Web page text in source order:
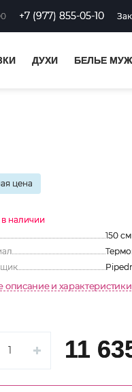
+7 (977) 855-05-10
ДУХИ БЕЛЬЕ
цена
в наличии
150 см
описание и характеристики
11